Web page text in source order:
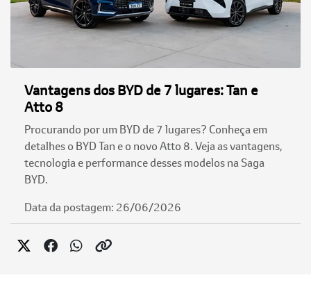
Vantagens dos BYD de 7 lugares: Tan e
Atto 8
Procurando por um BYD de 7 lugares? Conheça em
detalhes o BYD Tan e o novo Atto 8. Veja as vantagens,
tecnologia e performance desses modelos na Saga
BYD.
Data da postagem: 26/06/2026